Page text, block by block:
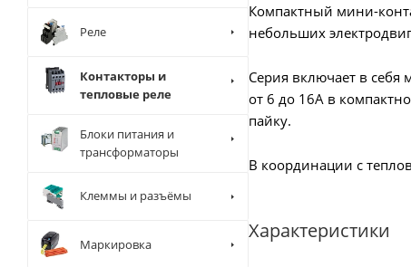
Компактный мини-
небольших
Серия включает в себя
от 6 до 16А в
пайку.
В координации с
Характеристики
Реле
Контакторы и
тепловые реле
Блоки питания и
трансформаторы
Клеммы и разъёмы
Маркировка